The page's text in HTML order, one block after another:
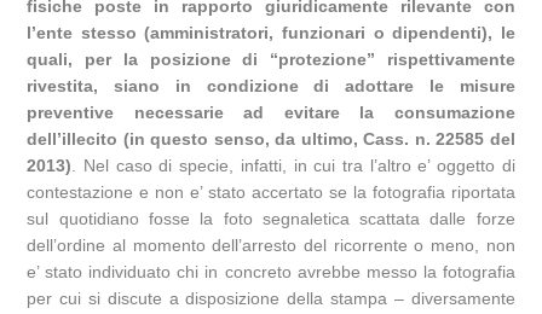
fisiche poste in rapporto giuridicamente rilevante con
l’ente stesso (amministratori, funzionari o dipendenti), le
quali, per la posizione di “protezione” rispettivamente
rivestita, siano in condizione di adottare le misure
preventive necessarie ad evitare la consumazione
dell’illecito (in questo senso, da ultimo, Cass. n. 22585 del
2013) . Nel caso di specie, infatti, in cui tra l’altro e’ oggetto di
contestazione e non e’ stato accertato se la fotografia riportata
sul quotidiano fosse la foto segnaletica scattata dalle forze
dell’ordine al momento dell’arresto del ricorrente o meno, non
e’ stato individuato chi in concreto avrebbe messo la fotografia
per cui si discute a disposizione della stampa – diversamente